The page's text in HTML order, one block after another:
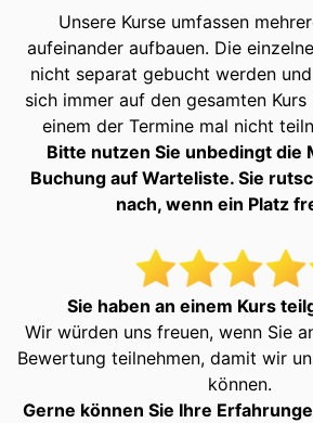
Unsere Kurse umfassen
aufeinander aufbauen. Die
nicht separat gebucht werden
sich immer auf den gesamten Kurs
einem der Termine mal nicht
Bitte nutzen Sie unbedingt die
Buchung auf Warteliste. Sie
nach, wenn ein Platz
Sie haben an einem Kurs
Wir würden uns freuen, wenn Sie
Bewertung teilnehmen, damit wir
können.
Gerne können Sie Ihre